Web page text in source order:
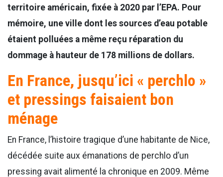
territoire américain, fixée à 2020 par l’EPA. Pour
mémoire, une ville dont les sources d’eau potable
étaient polluées a même reçu réparation du
dommage à hauteur de 178 millions de dollars.
En France, jusqu’ici « perchlo »
et pressings faisaient bon
ménage
En France, l’histoire tragique d’une habitante de Nice,
décédée suite aux émanations de perchlo d’un
pressing avait alimenté la chronique en 2009. Même